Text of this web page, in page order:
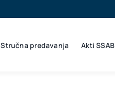
Stručna predavanja Akti SSAB